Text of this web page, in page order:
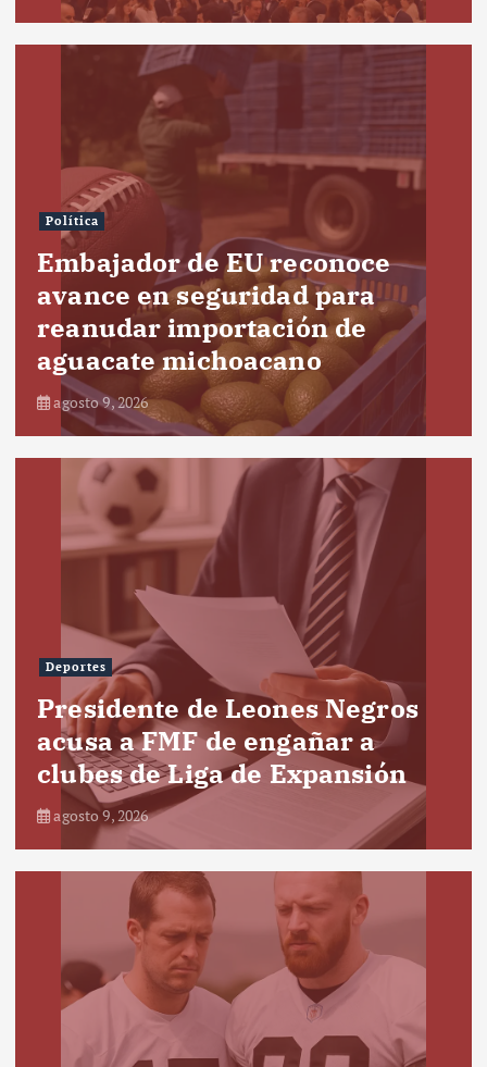
Política
Embajador de EU reconoce
avance en seguridad para
reanudar importación de
aguacate michoacano
agosto 9, 2026
Deportes
Presidente de Leones Negros
acusa a FMF de engañar a
clubes de Liga de Expansión
agosto 9, 2026